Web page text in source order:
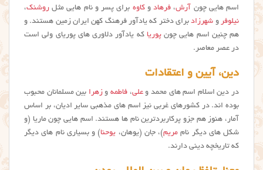
اسم هایی چون آرش، فرهادوکاوه برای پسر و نام هایی مثل روشنک،
نیلوفر و شهرزادبرای دختر که یادآور فرهنگ کهن ایران زمین هستند. و
هم چنین اسم هایی چونپوریا که یادآور دلاوری های پوریای ولی است
در عصر معاصر.
دین، آیین و اعتقادات
در دین اسلام اسم های محمد وعلی، فاطمهوزهرا بین مسلمانان محبوب
بوده اند. در کشورهای غربی نیز اسم های مذهبی سایر ادیان، بر اساس
آمار، هنوز هم جزو پرکاربردترین نام ها هستند. اسم هایی چون ماریا (و
شکل های دیگر نام مریم)، جان (یوهان، یوحنا) و بسیاری نام های دیگر
که تاریخچه دینی دارند.